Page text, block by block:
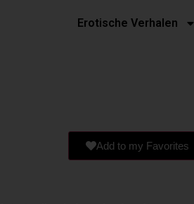
Erotische Verhalen
Add to my Favorites